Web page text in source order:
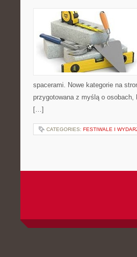
spacerami. Nowe kategorie na
przygotowana z myślą o
[…]
CATEGORIES: FESTIWALE I